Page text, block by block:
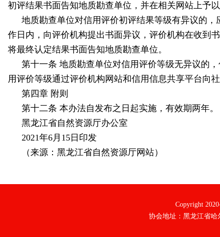
初评结果书面告知地质勘查单位，并在相关网站上予
地质勘查单位对信用评价初评结果等级有异议的
作日内，向评价机构提出书面异议，评价机构在收到
将最终认定结果书面告知地质勘查单位。
第十一条 地质勘查单位对信用评价等级无异议的
用评价等级通过评价机构网站和信用信息共享平台向
第四章 附则
第十二条 本办法自发布之日起实施，有效期两年。
黑龙江省自然资源厅办公室
2021年6月15日印发
（来源：黑龙江省自然资源厅网站）
Copyright
协会地址：黑龙江省哈